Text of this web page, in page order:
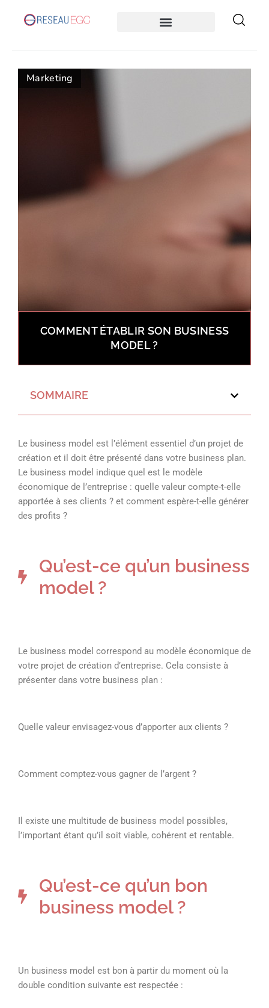
Marketing
COMMENT ÉTABLIR SON BUSINESS
MODEL ?
SOMMAIRE
Le business model est l’élément essentiel d’un projet de
création et il doit être présenté dans votre business plan.
Le business model indique quel est le modèle
économique de l’entreprise : quelle valeur compte-t-elle
apportée à ses clients ? et comment espère-t-elle générer
des profits ?
Qu’est-ce qu’un business
model ?
Le business model correspond au modèle économique de
votre projet de création d’entreprise. Cela consiste à
présenter dans votre business plan :
Quelle valeur envisagez-vous d’apporter aux clients ?
Comment comptez-vous gagner de l’argent ?
Il existe une multitude de business model possibles,
l’important étant qu’il soit viable, cohérent et rentable.
Qu’est-ce qu’un bon
business model ?
Un business model est bon à partir du moment où la
double condition suivante est respectée :